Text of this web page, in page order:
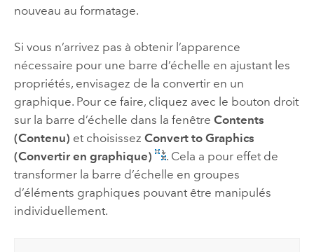
nouveau au formatage.
Si vous n’arrivez pas à obtenir l’apparence
nécessaire pour une barre d’échelle en ajustant les
propriétés, envisagez de la convertir en un
graphique. Pour ce faire, cliquez avec le bouton droit
sur la barre d’échelle dans la fenêtre Contents
(Contenu) et choisissez Convert to Graphics
(Convertir en graphique)
. Cela a pour effet de
transformer la barre d’échelle en groupes
d’éléments graphiques pouvant être manipulés
individuellement.